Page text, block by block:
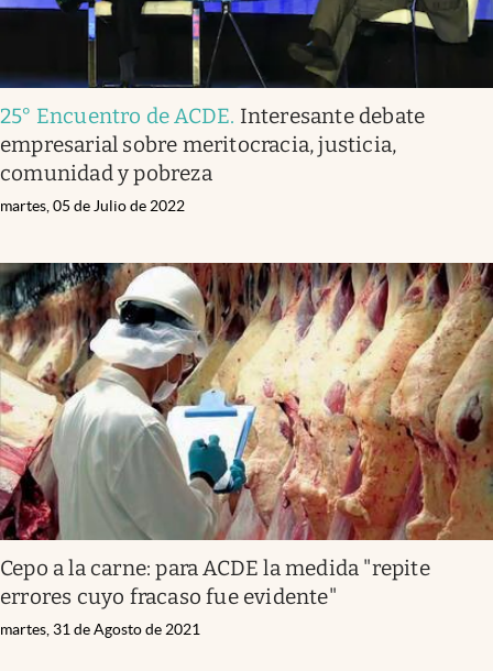
25° Encuentro de ACDE. Interesante debate
empresarial sobre meritocracia, justicia,
comunidad y pobreza
martes, 05 de Julio de 2022
Cepo a la carne: para ACDE la medida "repite
errores cuyo fracaso fue evidente"
martes, 31 de Agosto de 2021